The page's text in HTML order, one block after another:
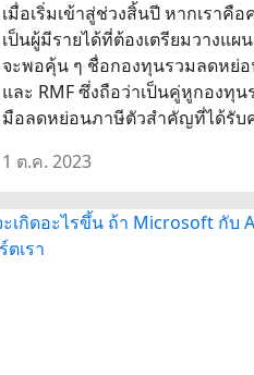
เมื่อเริ่มเข้าสู่ช่วงสิ้นปี หากเราคื
เป็นผู้มีรายได้ที่ต้องเตรียมวางแ
จะพอคุ้น ๆ ชื่อกองทุนรวมลดหย่อ
และ RMF ซึ่งถือว่าเป็นคู่หูกองทุน
มือลดหย่อนภาษีตัวสำคัญที่ได้รับ
1 ต.ค. 2023